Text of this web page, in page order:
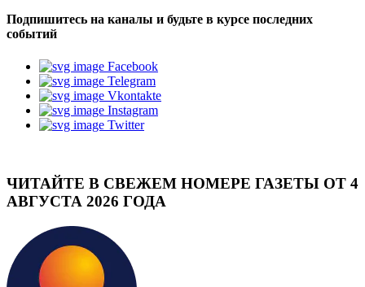
Подпишитесь на каналы и будьте в курсе последних
событий
Facebook
Telegram
Vkontakte
Instagram
Twitter
ЧИТАЙТЕ В СВЕЖЕМ НОМЕРЕ ГАЗЕТЫ ОТ 4
АВГУСТА 2026 ГОДА